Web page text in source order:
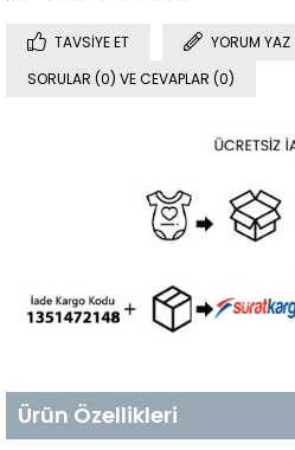
TAVSIYE ET
YORUM YAZ
SORULAR (0) VE CEVAPLAR (0)
Ürün Özellikleri